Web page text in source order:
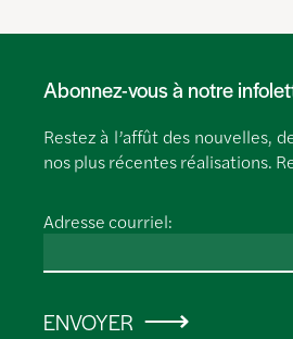
Abonnez-vous à notre
Restez à l’affût des nouvelles,
nos plus récentes réalisations.
Adresse courriel:
ENVOYER